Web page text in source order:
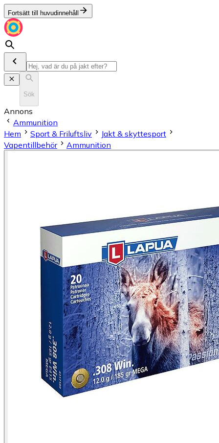
Fortsätt till huvudinnehåll
Sök
Annons
Ammunition
Hem
Sport & Friluftsliv
Jakt & skyttesport
Vapentillbehör
Ammunition